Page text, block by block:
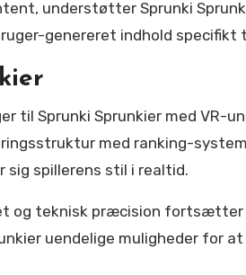
understøtter Sprunki
genereret indhold specifikt
til Sprunki Sprunkier med
med ranking-
sig spillerens stil i realtid.
og teknisk præcision fortsætter
uendelige muligheder for